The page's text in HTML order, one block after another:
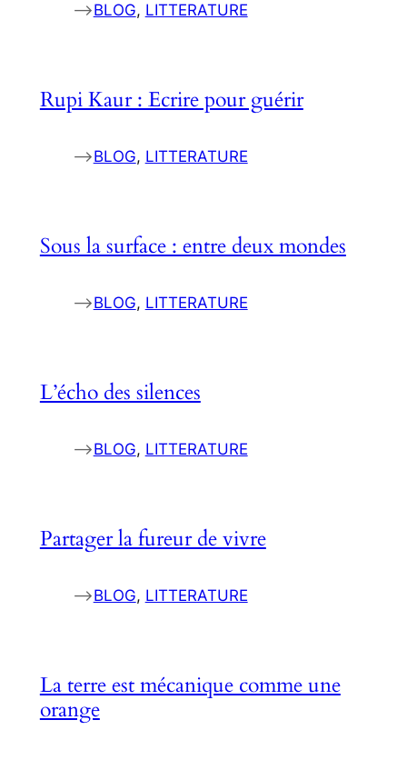
–>BLOG, LITTERATURE
Rupi Kaur : Ecrire pour guérir
–>BLOG, LITTERATURE
Sous la surface : entre deux mondes
–>BLOG, LITTERATURE
L’écho des silences
–>BLOG, LITTERATURE
Partager la fureur de vivre
–>BLOG, LITTERATURE
La terre est mécanique comme une
orange